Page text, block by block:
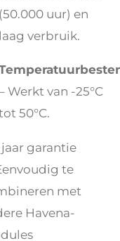
(50.000 uur) en
laag verbruik.
Werkt van -25°C
50°C.
jaar garantie
te
met
Havena-